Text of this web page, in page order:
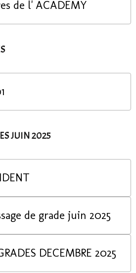
de l' ACADEMY
JUIN 2025
inscription Passage de grade juin 2025
DECEMBRE 2025